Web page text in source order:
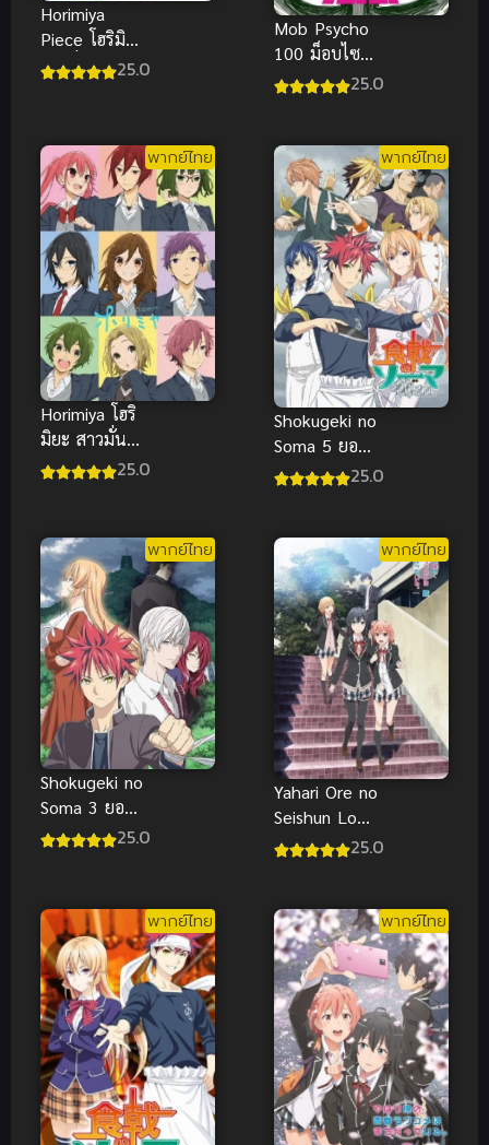
Horimiya
Piece โฮริมิยะ
สาวมั่นกับนาย
25.0
Mob Psycho
100 ม็อบไซโค
100 คน
25.0
พากย์ไทย
Horimiya โฮริ
มิยะ สาวมั่น
กับนายมืดมน25.0
พากย์ไทย
Shokugeki no
Soma 5 ยอด
นักปรุงโซมะ25.0
พากย์ไทย
Shokugeki no
Soma 3 ยอด
นักปรุงโซมะ25.0
พากย์ไทย
Yahari Ore no
Seishun Love
Comedy ภาค25.0
พากย์ไทย พากย์ไทย